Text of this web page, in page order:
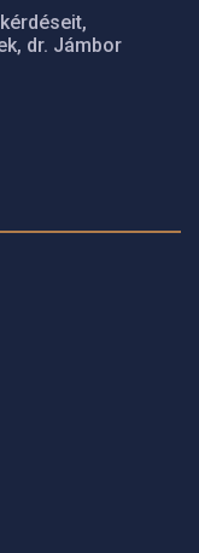
dr. Jámbor